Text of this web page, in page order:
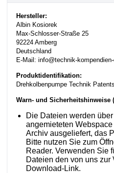
Hersteller:
Albin Kosiorek
Max-Schlosser-Straße 25
92224 Amberg
Deutschland
E-Mail: info@technik-
Produktidentifikation:
Drehkolbenpumpe Technik
Warn- und Sicherheitshinweise
Die Dateien werden
angemieteten
Archiv ausgeliefert, das
Bitte nutzen Sie zum
Reader. Verwenden Sie
Dateien den von uns zur
Download-Link.